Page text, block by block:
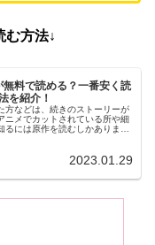
む方法↓
無料で読める？一番安く読
を紹介！
方などは、続きのストーリーが
ニメでカットされている所や細
には原作を読むしかありませ
2023.01.29